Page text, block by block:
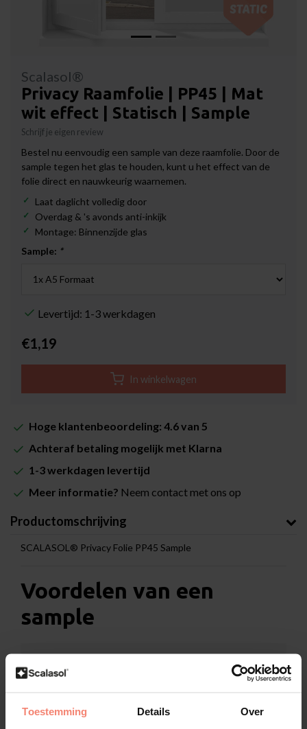
Toestemming Details Over
Scalasol®
Privacy Raamfolie | PP45 | Mat
wit effect | Statisch | Sample
Schrijf je eigen review
Bestel nu eenvoudig een sample van deze raamfolie. Door de
sample tegen het glas te houden, kunt u het effect van de
folie direct en nauwkeurig waarnemen.
Laat daglicht volledig door
Overdag & 's avonds anti-inkijk
Montage: Binnenzijde glas
Sample: *
Levertijd: 1-3 werkdagen
€1,19
In winkelwagen
Hoge klantenbeoordeling: 4.6 van 5
Achteraf betaling mogelijk met Klarna
1-3 werkdagen levertijd
Meer informatie? Neem contact met ons op
Productomschrijving
SCALASOL® Privacy Folie PP45 Sample
Voordelen van een
sample
Bekijk de sample van de PP45 eerst rustig
vóórdat u een definitieve bestelling plaatst
U weet 100% zeker of het product bij uw wensen
past, dankzij de meegeleverde sample